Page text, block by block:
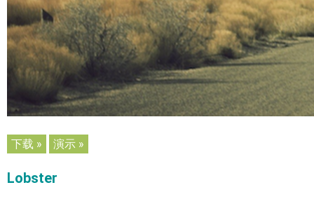
下载 » 演示 »
Lobster